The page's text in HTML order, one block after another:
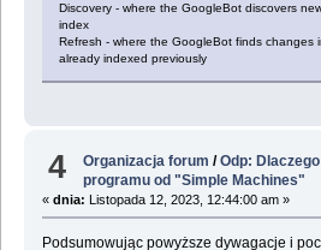
Discovery - where the GoogleBot discovers
index
Refresh - where the GoogleBot finds changes
already indexed previously
4 Organizacja forum /Odp:
programu od "Simple Machines"
« dnia: Listopada 12, 2023, 12:44:00 am »
Podsumowując powyższe dywagacje i